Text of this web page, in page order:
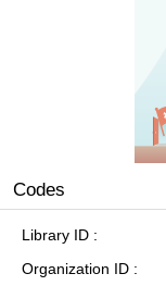
Codes
Library ID
Organization ID